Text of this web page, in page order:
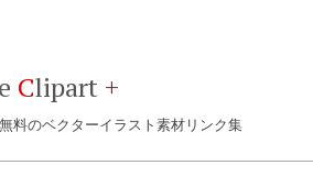
Clipart +
料のベクターイラスト素材リンク集